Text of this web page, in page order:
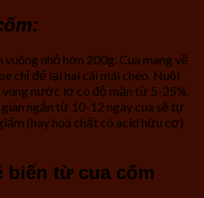
vuông nhỏ hơn 200g. Cua mang về
chỉ để lại hai cái mái chèo. Nuôi
nước lợ có độ mặn từ 5-25%.
ngắn từ 10-12 ngày cua sẽ tự
(hay hoá chất có acid hữu cơ)
biến từ cua cốm